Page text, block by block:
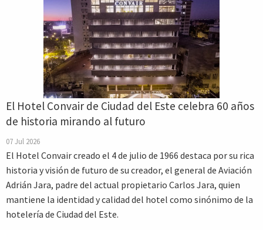
El Hotel Convair de Ciudad del Este celebra 60 años
de historia mirando al futuro
07 Jul 2026
El Hotel Convair creado el 4 de julio de 1966 destaca por su rica
historia y visión de futuro de su creador, el general de Aviación
Adrián Jara, padre del actual propietario Carlos Jara, quien
mantiene la identidad y calidad del hotel como sinónimo de la
hotelería de Ciudad del Este.